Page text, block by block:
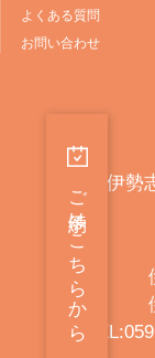
ご予約はこちらから
よくある質問
お問い合わせ
伊勢